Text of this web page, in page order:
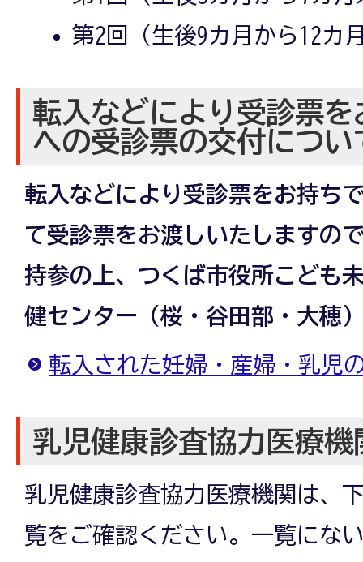
第2回（生後9カ月から12カ
転入などにより受診票
への受診票の交付につい
転入などにより受診票をお持ち
て受診票をお渡しいたしますの
持参の上、 つくば市役所こども
健センター（桜・谷田部・大穂
転入された妊婦・産婦・乳児
乳児健康診査協力医療
乳児健康診査協力医療機関は、
覧をご確認ください。一覧にな